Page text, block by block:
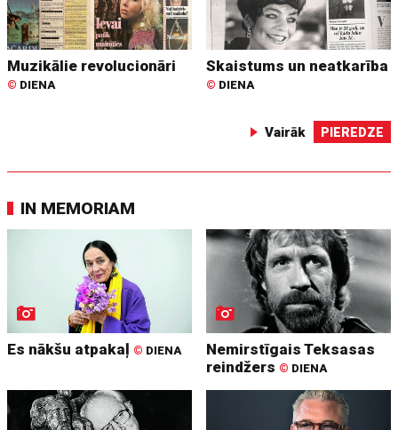
Muzikālie revolucionāri
© DIENA
Skaistums un neatkarība
© DIENA
Vairāk PIEREDZE
IN MEMORIAM
Es nākšu atpakaļ © DIENA
Nemirstīgais Teksasas
reindžers © DIENA